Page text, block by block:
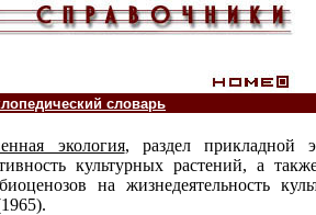
словарь
экология, раздел прикладной
культурных растений, а
на жизнедеятельность